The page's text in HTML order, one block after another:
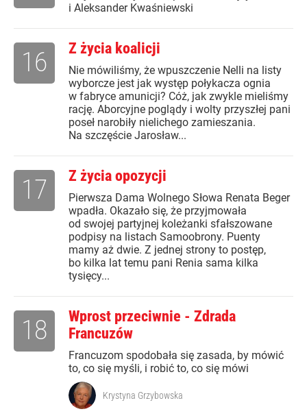
i Aleksander Kwaśniewski
Z życia koalicji
Nie mówiliśmy, że wpuszczenie Nelli na listy
wyborcze jest jak występ połykacza ognia
w fabryce amunicji? Cóż, jak zwykle mieliśmy
rację. Aborcyjne poglądy i wolty przyszłej pani
poseł narobiły nielichego zamieszania.
Na szczęście Jarosław...
16
Z życia opozycji
Pierwsza Dama Wolnego Słowa Renata Beger
wpadła. Okazało się, że przyjmowała
od swojej partyjnej koleżanki sfałszowane
podpisy na listach Samoobrony. Puenty
mamy aż dwie. Z jednej strony to postęp,
bo kilka lat temu pani Renia sama kilka
tysięcy...
17
Wprost przeciwnie - Zdrada
Francuzów
Francuzom spodobała się zasada, by mówić
to, co się myśli, i robić to, co się mówi
18
Krystyna Grzybowska